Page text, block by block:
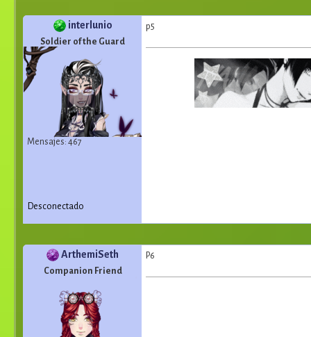
interlunio
Soldier of the Guard
Mensajes: 467
p5
Desconectado
ArthemiSeth
Companion Friend
P6